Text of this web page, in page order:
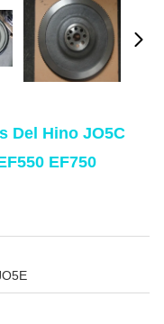
Del Hino JO5C
EF750